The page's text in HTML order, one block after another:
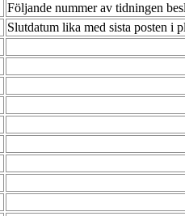
Följande nummer av tidningen
Slutdatum lika med sista posten i